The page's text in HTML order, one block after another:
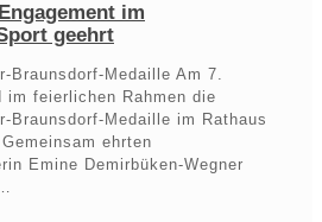
im
geehrt
Braunsdorf-Medaille Am 7.
im feierlichen Rahmen die
Braunsdorf-Medaille im Rathaus
ehrten
Emine Demirbüken-Wegner